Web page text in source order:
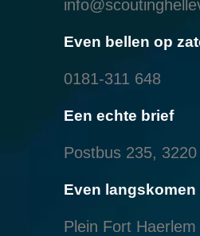
Even bellen op
0181-311 648
Een echte brief
Postbus 235,
Even
Plein Fort